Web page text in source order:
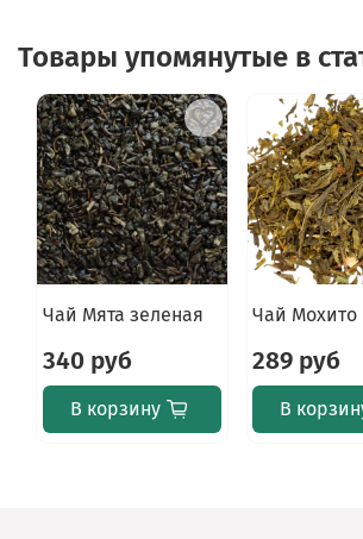
Товары упомянутые в
Чай Мята зеленая
340 руб
В корзину
Чай Мохито
289 руб
В